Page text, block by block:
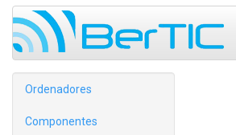
Ordenadores
Componentes